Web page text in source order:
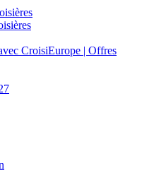
CroisiEurope | Offres